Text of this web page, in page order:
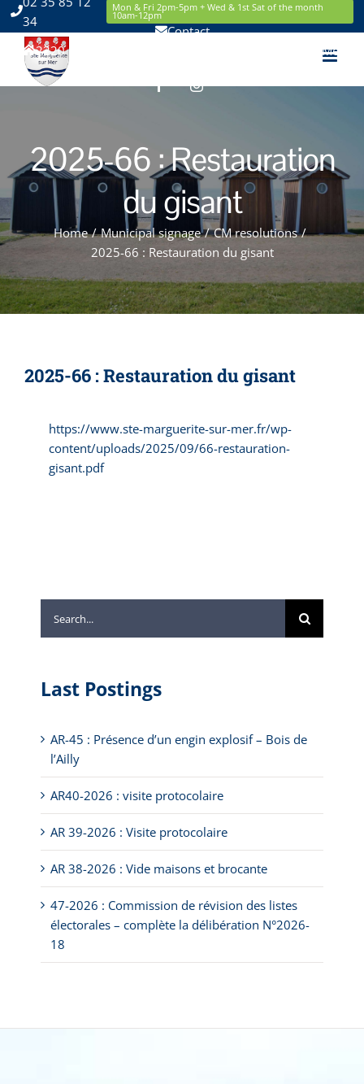
Skip
to
content
34
Mon & Fri 2pm-5pm + Wed & 1st Sat of the month
10am-12pm
Contact
2220 Route de la Mer 76119 Sainte Marguerite sur Mer
FacebookInstagram
2025-66 : Restauration
du gisant
Home / Municipal signage / CM resolutions /
2025-66 : Restauration du gisant
2025-66 : Restauration du gisant
https://www.ste-marguerite-sur-mer.fr/wp-
content/uploads/2025/09/66-restauration-
gisant.pdf
for:
Last Postings
AR-45 : Présence d’un engin explosif – Bois de
l’Ailly
AR40-2026 : visite protocolaire
AR 39-2026 : Visite protocolaire
AR 38-2026 : Vide maisons et brocante
47-2026 : Commission de révision des listes
électorales – complète la délibération N°2026-
18